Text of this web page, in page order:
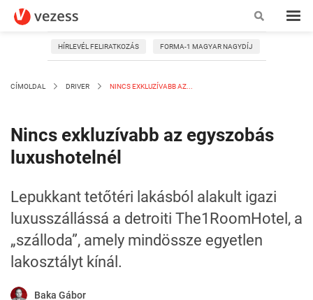
HÍRLEVÉL FELIRATKOZÁS FORMA-1 MAGYAR NAGYDÍJ
CÍMOLDAL DRIVER NINCS EXKLUZÍVABB AZ...
Nincs exkluzívabb az egyszobás
luxushotelnél
Lepukkant tetőtéri lakásból alakult igazi
luxusszállássá a detroiti The1RoomHotel, a
„szálloda”, amely mindössze egyetlen
lakosztályt kínál.
Baka Gábor